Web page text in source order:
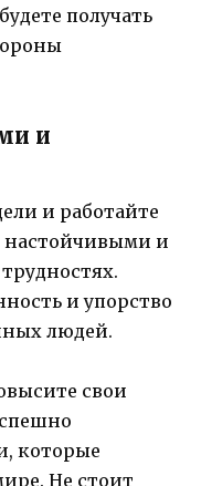
получать
и
и работайте
настойчивыми и
и упорство
людей.
свои
которые
Не стоит